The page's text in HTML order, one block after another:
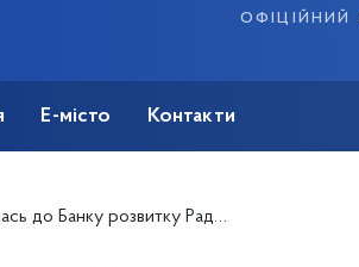
офіційний
Е-місто Контакти
Банку розвитку Ради Європи